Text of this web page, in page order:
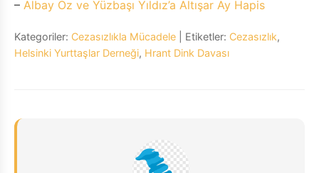
– Albay Öz ve Yüzbaşı Yıldız’a Altışar Ay Hapis
Kategoriler: Cezasızlıkla Mücadele | Etiketler: Cezasızlık,
Helsinki Yurttaşlar Derneği, Hrant Dink Davası